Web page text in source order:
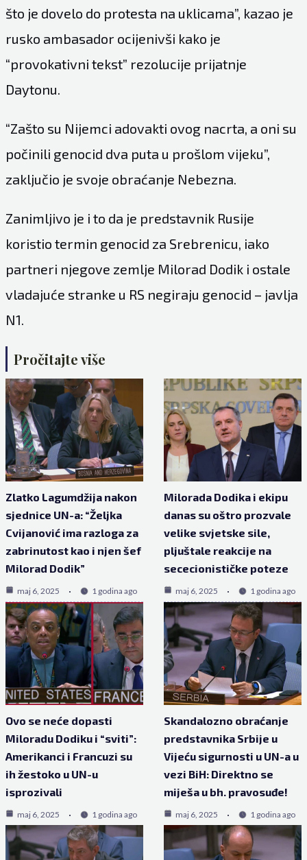
što je dovelo do protesta na uklicama”, kazao je
rusko ambasador ocijenivši kako je
“provokativni tekst” rezolucije prijatnje
Daytonu.
“Zašto su Nijemci adovakti ovog nacrta, a oni su
počinili genocid dva puta u prošlom vijeku”,
zaključio je svoje obraćanje Nebezna.
Zanimljivo je i to da je predstavnik Rusije
koristio termin genocid za Srebrenicu, iako
partneri njegove zemlje Milorad Dodik i ostale
vladajuće stranke u RS negiraju genocid – javlja
N1.
Pročitajte više
Zlatko Lagumdžija nakon
sjednice UN-a: “Željka
Cvijanović ima razloga za
zabrinutost kao i njen šef
Milorad Dodik”
maj 6, 2025 1 godina ago
Milorada Dodika i ekipu
danas su oštro prozvale
velike svjetske sile,
pljuštale reakcije na
sececionističke poteze
maj 6, 2025 1 godina ago
Ovo se neće dopasti
Miloradu Dodiku i “sviti”:
Amerikanci i Francuzi su
ih žestoko u UN-u
isprozivali
maj 6, 2025 1 godina ago
Skandalozno obraćanje
predstavnika Srbije u
Vijeću sigurnosti u UN-a u
vezi BiH: Direktno se
miješa u bh. pravosuđe!
maj 6, 2025 1 godina ago